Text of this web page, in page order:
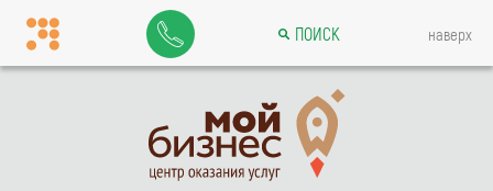
ПОИСК наверх